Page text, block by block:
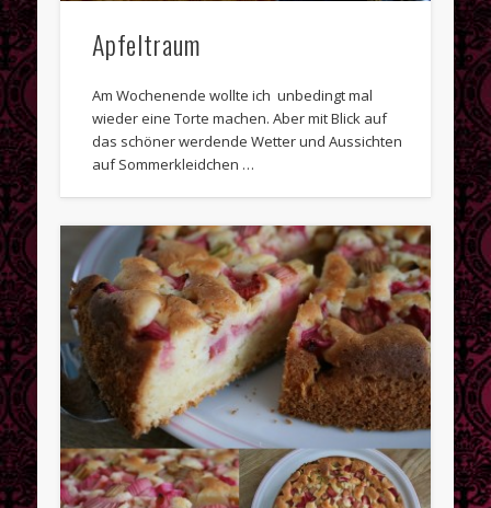
Apfeltraum
Am Wochenende wollte ich unbedingt mal
wieder eine Torte machen. Aber mit Blick auf
das schöner werdende Wetter und Aussichten
auf Sommerkleidchen …